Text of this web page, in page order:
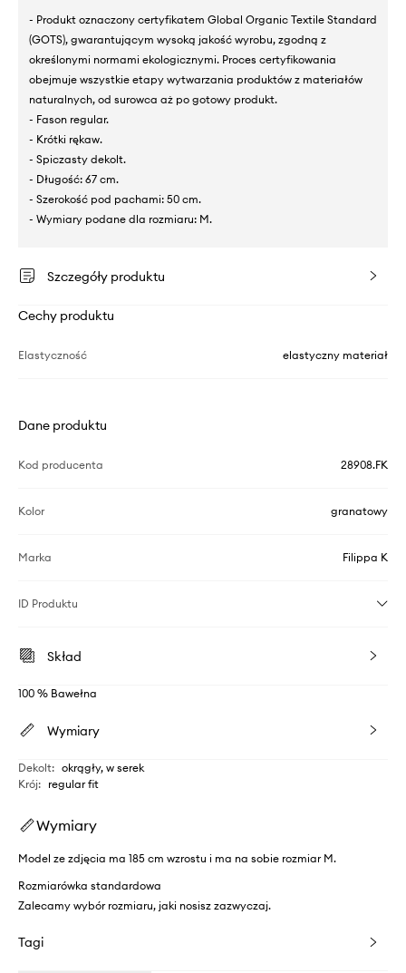
- Produkt oznaczony certyfikatem Global Organic Textile Standard
(GOTS), gwarantującym wysoką jakość wyrobu, zgodną z
określonymi normami ekologicznymi. Proces certyfikowania
obejmuje wszystkie etapy wytwarzania produktów z materiałów
naturalnych, od surowca aż po gotowy produkt.
- Fason regular.
- Krótki rękaw.
- Spiczasty dekolt.
- Długość: 67 cm.
- Szerokość pod pachami: 50 cm.
- Wymiary podane dla rozmiaru: M.
Szczegóły produktu
Cechy produktu
Elastyczność elastyczny materiał
Dane produktu
Kod producenta 28908.FK
Kolor granatowy
Marka Filippa K
ID Produktu
Skład
100 % Bawełna
Wymiary
Dekolt: okrągły, w serek
Krój: regular fit
Wymiary
Model ze zdjęcia ma 185 cm wzrostu i ma na sobie rozmiar M.
Rozmiarówka standardowa
Zalecamy wybór rozmiaru, jaki nosisz zazwyczaj.
Tagi